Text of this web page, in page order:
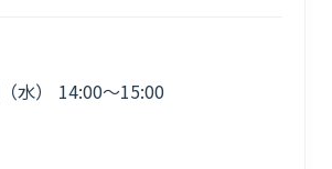
水） 14:00〜15:00